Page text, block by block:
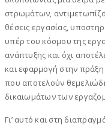
στρωμάτων,
θέσεις εργασίας,
υπέρ του κόσμου της
ανάπτυξης και όχι
και εφαρμογή στην
που αποτελούν
δικαιωμάτων των
Γι’ αυτό και στη